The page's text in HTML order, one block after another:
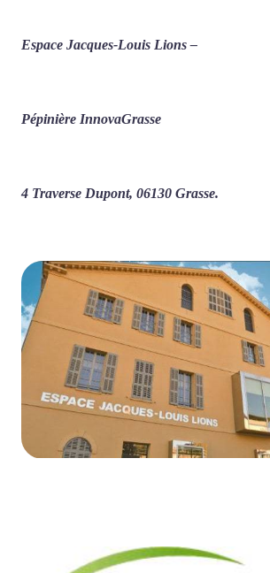
Espace Jacques-Louis Lions –
Pépinière InnovaGrasse
4 Traverse Dupont, 06130 Grasse.